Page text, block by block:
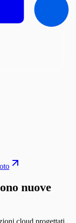
nuove